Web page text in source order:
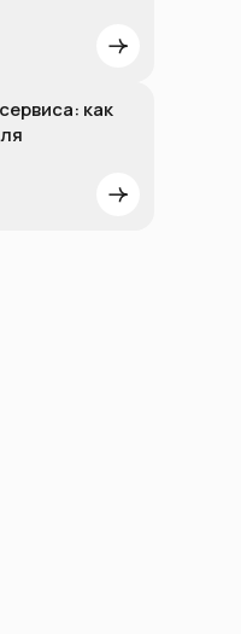
как